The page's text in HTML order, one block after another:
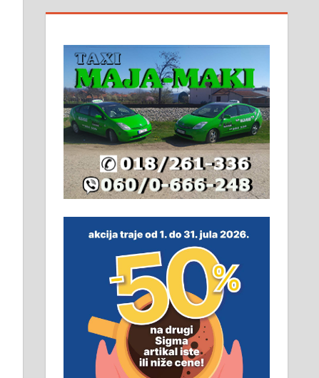
На продају легализована, нова,
Зеленом виру у Алексинцу.
Могућа замена. 064/21-63-584
ПОСЛОВНИ ОГЛАСИ
Рудник и флотација Рудник
д.о.о. Рудник запошљава 20
помоћника рудара. Услови:
Основна школа, пожељно
радно искуство на истим и
сличним пословима, али не и
неопходан услов. Обезбеђен
смештај, превоз, исхрана.
032/57-41-122 – локал 22
Пружам услуге завршних
радова у грађевини,
хидроизолације и молерских
радова. 061/25-28-058